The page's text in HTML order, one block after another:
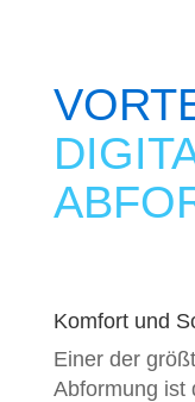
Komfort und
Einer der
Abformung ist